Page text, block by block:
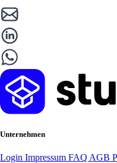
Unternehmen
Login Impressum FAQ AGB